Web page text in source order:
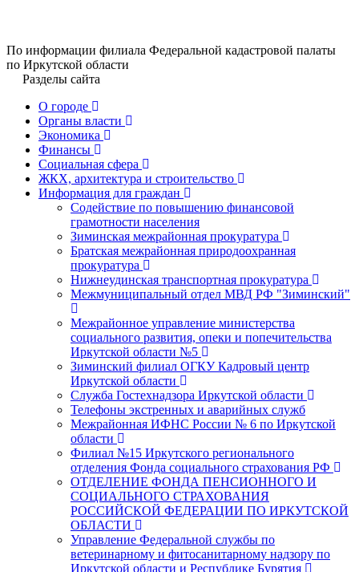
По информации филиала Федеральной кадастровой палаты
по Иркутской области
Разделы сайта
О городе
Органы власти
Экономика
Финансы
Социальная сфера
ЖКХ, архитектура и строительство
Информация для граждан
Содействие по повышению финансовой
грамотности населения
Зиминская межрайонная прокуратура
Братская межрайонная природоохранная
прокуратура
Нижнеудинская транспортная прокуратура
Межмуниципальный отдел МВД РФ "Зиминский"
Межрайонное управление министерства
социального развития, опеки и попечительства
Иркутской области №5
Зиминский филиал ОГКУ Кадровый центр
Иркутской области
Служба Гостехнадзора Иркутской области
Телефоны экстренных и аварийных служб
Межрайонная ИФНС России № 6 по Иркутской
области
Филиал №15 Иркутского регионального
отделения Фонда социального страхования РФ
ОТДЕЛЕНИЕ ФОНДА ПЕНСИОННОГО И
СОЦИАЛЬНОГО СТРАХОВАНИЯ
РОССИЙСКОЙ ФЕДЕРАЦИИ ПО ИРКУТСКОЙ
ОБЛАСТИ
Управление Федеральной службы по
ветеринарному и фитосанитарному надзору по
Иркутской области и Республике Бурятия